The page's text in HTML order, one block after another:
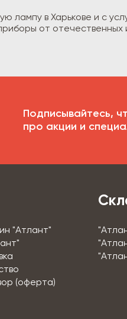
лампу в Харькове и с
от
Подписывайтесь,
про акции и
"Атлант"
(оферта)